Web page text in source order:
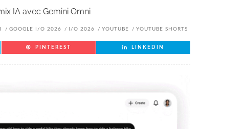
IA avec Gemini Omni
GOOGLE I/O 2026 I/O 2026 YOUTUBE YOUTUBE SHORTS
PINTEREST LINKEDIN